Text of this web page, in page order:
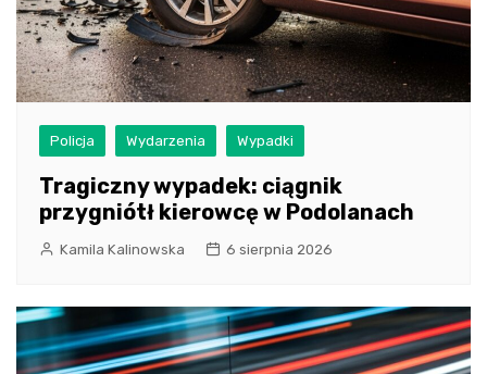
Policja Wydarzenia Wypadki
Tragiczny wypadek: ciągnik
przygniótł kierowcę w Podolanach
Kamila Kalinowska 6 sierpnia 2026